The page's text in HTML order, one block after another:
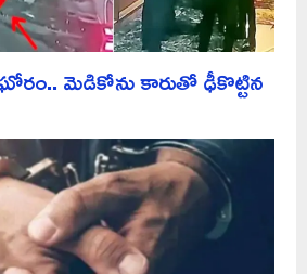
మెడికోను కారుతో ఢీకొట్టిన